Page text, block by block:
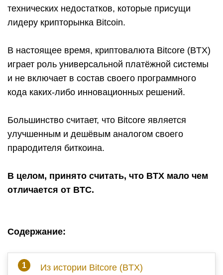
технических недостатков, которые присущи
лидеру крипторынка Bitcoin.
В настоящее время, криптовалюта Bitcore (BTX)
играет роль универсальной платёжной системы
и не включает в состав своего программного
кода каких-либо инновационных решений.
Большинство считает, что Bitcore является
улучшенным и дешёвым аналогом своего
прародителя биткоина.
В целом, принято считать, что BTX мало чем
отличается от BTC.
Содержание:
Из истории Bitcore (BTX)